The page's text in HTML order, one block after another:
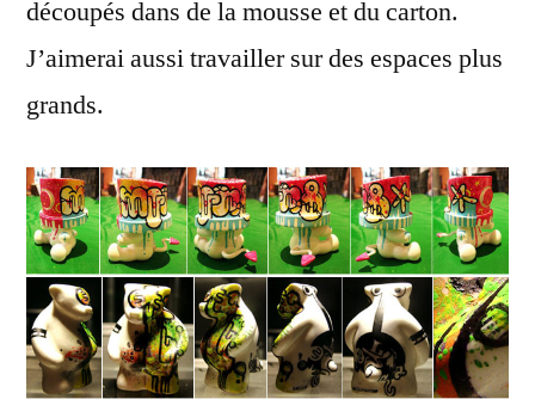
découpés dans de la mousse et du carton.
J’aimerai aussi travailler sur des espaces plus
grands.